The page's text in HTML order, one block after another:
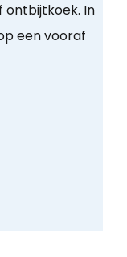
ontbijtkoek. In
een vooraf